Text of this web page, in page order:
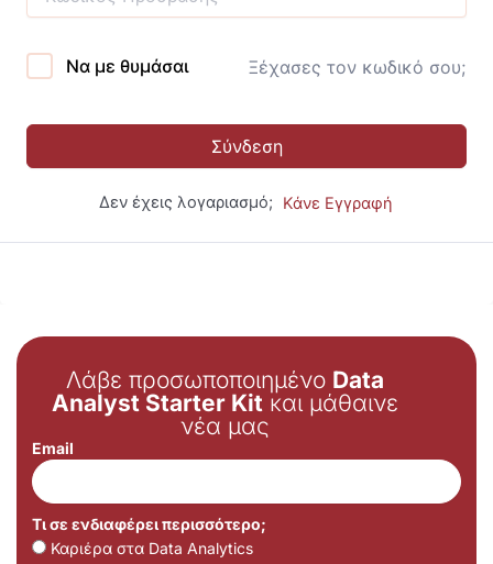
Να με θυμάσαι Ξέχασες τον κωδικό σου;
Σύνδεση
Δεν έχεις λογαριασμό; Κάνε Εγγραφή
Λάβε προσωποποιημένο Data
Analyst Starter Kit και μάθαινε
νέα μας
Email
Τι σε ενδιαφέρει περισσότερο;
Καριέρα στα Data Analytics